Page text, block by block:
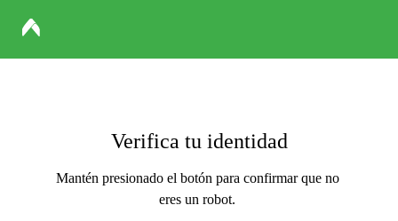
Verifica tu identidad
Mantén presionado el botón para confirmar que no
eres un robot.